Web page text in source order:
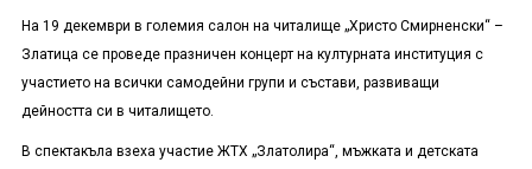
На 19 декември в големия салон на читалище „Христо Смирненски“ –
Златица се проведе празничен концерт на културната институция с
участието на всички самодейни групи и състави, развиващи
дейността си в читалището.
В спектакъла взеха участие ЖТХ „Златолира“, мъжката и детската